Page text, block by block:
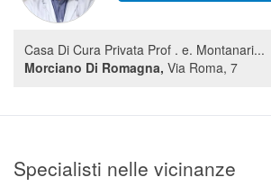
Per gli specialisti
Prenotazioni online
Teleconsulto
Casa Di Cura Privata Prof . e. Montanari...
Morciano Di Romagna, Via Roma, 7
Specialisti nelle vicinanze